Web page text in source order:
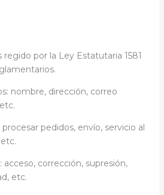
por la Ley Estatutaria 1581
nombre, dirección, correo
pedidos, envío, servicio al
acceso, corrección, supresión,
etc.